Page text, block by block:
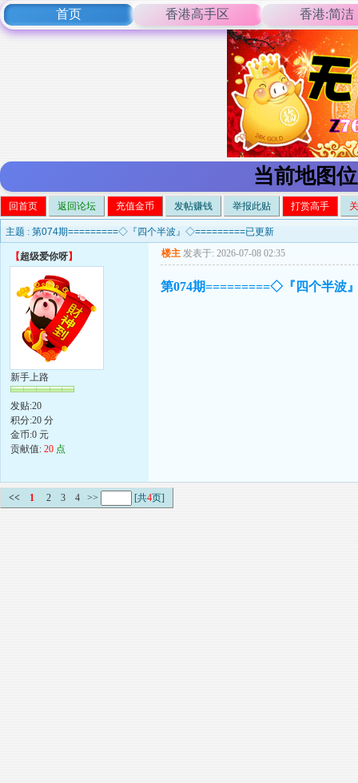
首页 香港高手区 香港:简洁
当前地图
回首页 返回论坛 充值金币 发帖赚钱 举报此贴 打赏高手
主题 : 第074期=========◇『四个半波』◇=========已更新
【超级爱你呀】
新手上路
发贴:20
积分:20 分
金币:0 元
贡献值: 20 点
楼主 发表于: 2026-07-08 02:35
第074期=========◇『四个半波
<< 1 2 3 4 >> [共4页]